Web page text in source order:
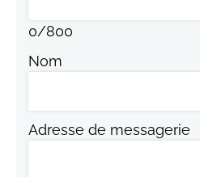
0/800
Nom
Adresse de messagerie